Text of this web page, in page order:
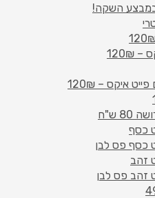
השקה!
איקס – 120₪
ש"ח
כסף
כסף פס לבן
זהב
זהב פס לבן